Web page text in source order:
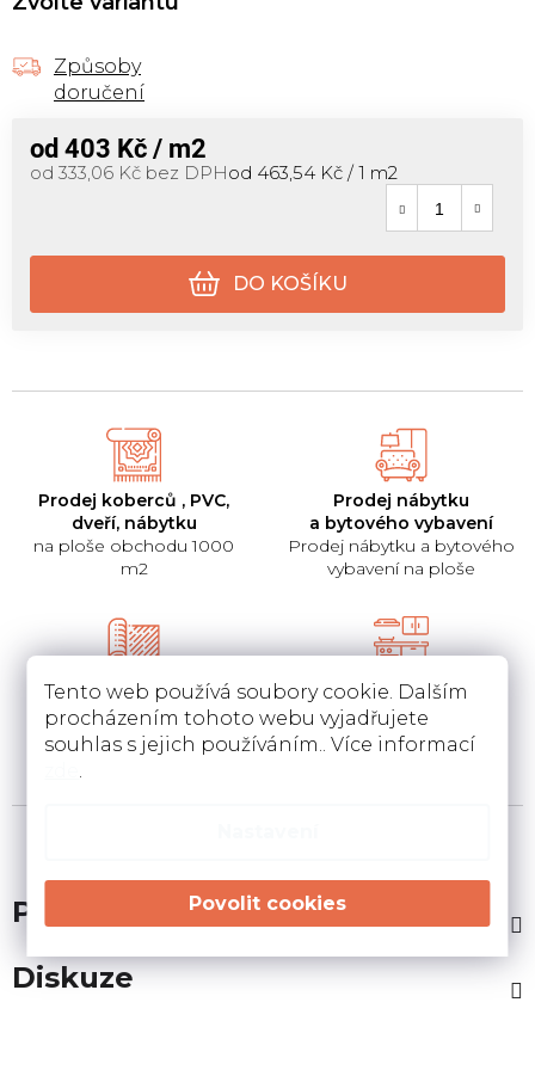
Tento web používá soubory cookie. Dalším
procházením tohoto webu vyjadřujete
souhlas s jejich používáním.. Více informací
Způsoby
doručení
od 403 Kč / m2
od 333,06 Kč bez DPHMěrná cena:
od 463,54 Kč / 1 m2
DO KOŠÍKU
Prodej koberců , PVC,
dveří, nábytku
na ploše obchodu 1000
m2
Prodej nábytku
a bytového vybavení
Prodej nábytku a bytového
vybavení na ploše
Pokládka
koberců a pvc
Pokládka a zamněření
podlahovin u Vás doma
Instalace a návrh
kuchyní
Návrh kuchyní v 3D a
instalace u Vás doma
Popis
Diskuze